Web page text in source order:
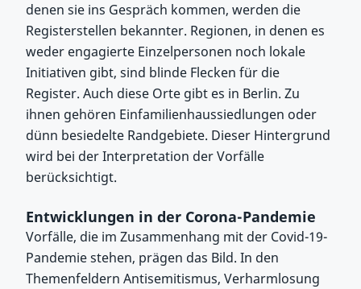
denen sie ins Gespräch kommen, werden die
Registerstellen bekannter. Regionen, in denen es
weder engagierte Einzelpersonen noch lokale
Initiativen gibt, sind blinde Flecken für die
Register. Auch diese Orte gibt es in Berlin. Zu
ihnen gehören Einfamilienhaussiedlungen oder
dünn besiedelte Randgebiete. Dieser Hintergrund
wird bei der Interpretation der Vorfälle
berücksichtigt.
Entwicklungen in der Corona-Pandemie
Vorfälle, die im Zusammenhang mit der Covid-19-
Pandemie stehen, prägen das Bild. In den
Themenfeldern Antisemitismus, Verharmlosung